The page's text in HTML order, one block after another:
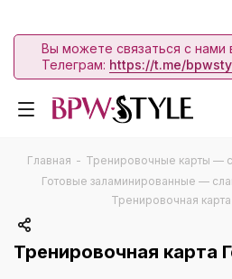
Вы можете связаться с нами
Телеграм: https://t.me/
Главная - Тренировочные карты —
Готовые заламинированные —
Тренировочная
Тренировочная карта